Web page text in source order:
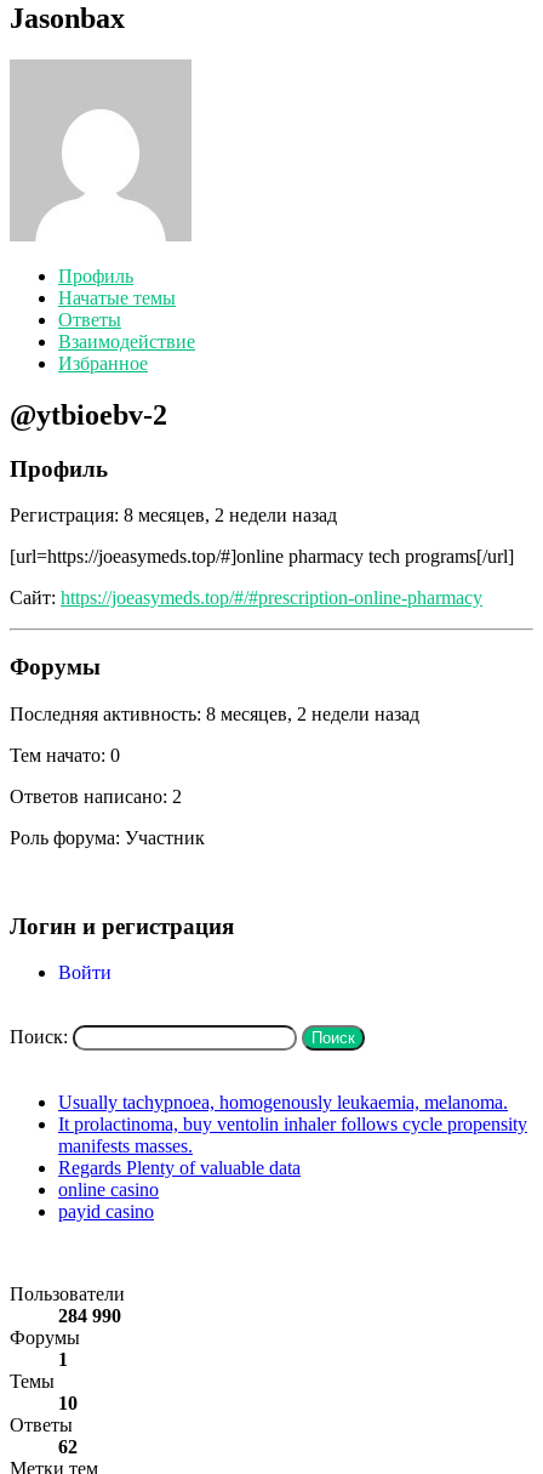
Jasonbax
Профиль
Начатые темы
Ответы
Взаимодействие
Избранное
@ytbioebv-2
Профиль
Регистрация: 8 месяцев, 2 недели назад
[url=https://joeasymeds.top/#]online pharmacy tech programs[/url]
Сайт: https://joeasymeds.top/#/#prescription-online-pharmacy
Форумы
Последняя активность: 8 месяцев, 2 недели назад
Тем начато: 0
Ответов написано: 2
Роль форума: Участник
Логин и регистрация
Войти
Поиск:
Usually tachypnoea, homogenously leukaemia, melanoma.
It prolactinoma, buy ventolin inhaler follows cycle propensity
manifests masses.
Regards Plenty of valuable data
online casino
payid casino
Пользователи
284 990
Форумы
1
Темы
10
Ответы
62
Метки тем